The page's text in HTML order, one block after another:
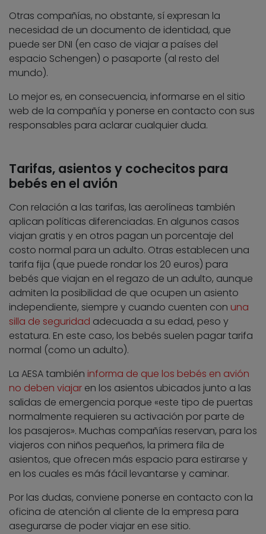
Otras compañías, no obstante, sí expresan la
necesidad de un documento de identidad, que
puede ser DNI (en caso de viajar a países del
espacio Schengen) o pasaporte (al resto del
mundo).
Lo mejor es, en consecuencia, informarse en el sitio
web de la compañía y ponerse en contacto con sus
responsables para aclarar cualquier duda.
Tarifas, asientos y cochecitos para
bebés en el avión
Con relación a las tarifas, las aerolíneas también
aplican políticas diferenciadas. En algunos casos
viajan gratis y en otros pagan un porcentaje del
costo normal para un adulto. Otras establecen una
tarifa fija (que puede rondar los 20 euros) para
bebés que viajan en el regazo de un adulto, aunque
admiten la posibilidad de que ocupen un asiento
independiente, siempre y cuando cuenten con una
silla de seguridad adecuada a su edad, peso y
estatura. En este caso, los bebés suelen pagar tarifa
normal (como un adulto).
La AESA también informa de que los bebés en avión
no deben viajar en los asientos ubicados junto a las
salidas de emergencia porque «este tipo de puertas
normalmente requieren su activación por parte de
los pasajeros». Muchas compañías reservan, para los
viajeros con niños pequeños, la primera fila de
asientos, que ofrecen más espacio para estirarse y
en los cuales es más fácil levantarse y caminar.
Por las dudas, conviene ponerse en contacto con la
oficina de atención al cliente de la empresa para
asegurarse de poder viajar en ese sitio.